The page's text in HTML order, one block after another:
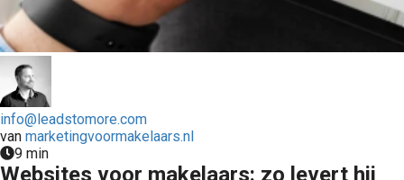
info@leadstomore.com
van marketingvoormakelaars.nl
9 min
Websites voor makelaars: zo levert hij